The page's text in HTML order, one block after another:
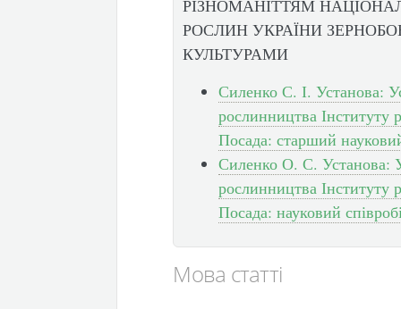
РІЗНОМАНІТТЯМ
РОСЛИН УКРАЇНИ
КУЛЬТУРАМИ
Силенко С. І. Установа:
рослинництва
Посада: старший
Силенко О. С. Установа:
рослинництва
Посада: науковий
Мова статті